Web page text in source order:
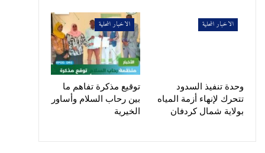
الاخبار المحلية
وحدة تنفيذ السدود
تتحرك لإنهاء أزمة المياه
بولاية شمال كردفان
الاخبار المحلية
توقيع مذكرة تفاهم ما
بين رحاب السلام وأساور
الخيرية